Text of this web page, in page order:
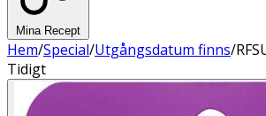
Mina Recept
Hem/Special/Utgångsdatum finns/
Tidigt